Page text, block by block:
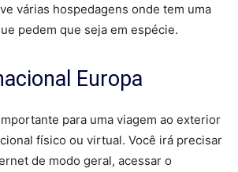
várias hospedagens onde tem uma
pedem que seja em espécie.
Europa
para uma viagem ao exterior
físico ou virtual. Você irá precisar
de modo geral, acessar o